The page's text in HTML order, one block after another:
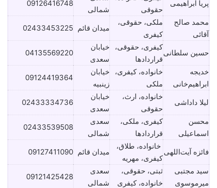
پریا ابراهیمی
حقوقی
شمالی
09126416748
محمد صالح
آقائی
ملکی، حقوقی،
کیفری
میدان قائم 02433453225
حسین سلطانی
کیفری، حقوقی،
قراردادها
خیابان
سعدی
04135569220
خدیجه
ابراهیم‌خانی
خانواده، کیفری،
ملکی
خیابان
زینبیه
09124419364
لیلا داداشی
خانواده، ارث،
حقوقی
خیابان
سعدی
02433334736
محسن
اسماعیلی
کیفری، ملکی،
قراردادها
سعدی
شمالی
02433539508
فائزه آیت‌اللهی
خانواده، طلاق،
کیفری، مهریه
میدان قائم 09127411090
سید مجتبی
میرموسوی
ثبتی، حقوقی،
خانواده، کیفری
سعدی
شمالی
09121425428